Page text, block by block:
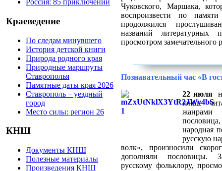
Россия: 85 приключений
Краеведение
По следам минувшего
История детской книги
Природа родного края
Природные маршруты
Ставрополья
Памятные даты края 2026
Ставрополь – уездный
город
Место силы: регион 26
КНШ
Документы КНШ
Полезные материалы
Произведения КНШ
Чуковского, Маршака,
воспроизвести по
продолжился
названий литературных
просмотром замечательного
Познавательный час «В
22 июля
юные
жанрами
народная
русскую
волк», произносили
дополняли пословицы.
русскому фольклору,